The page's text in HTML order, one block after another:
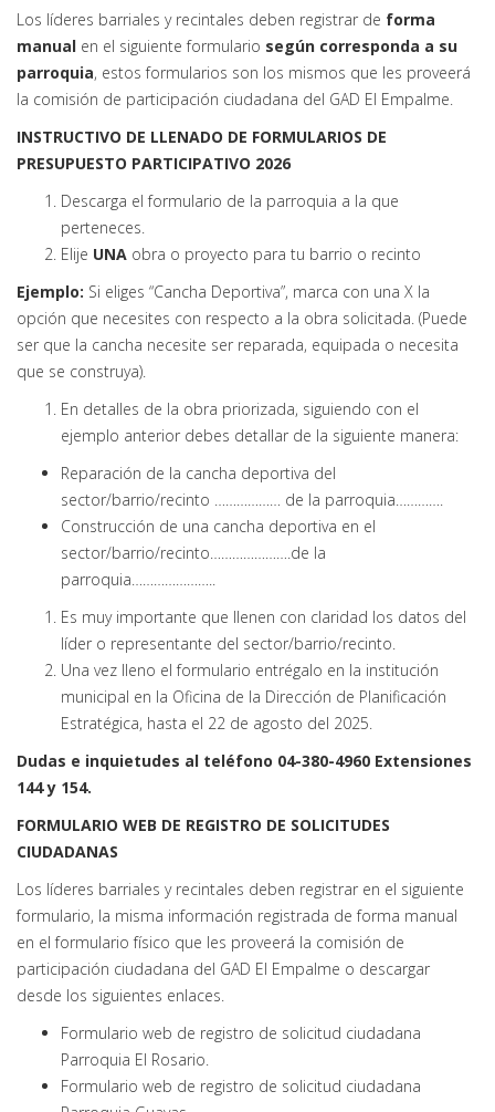
Los líderes barriales y recintales deben registrar de forma
manual en el siguiente formulario según corresponda a su
parroquia, estos formularios son los mismos que les proveerá
la comisión de participación ciudadana del GAD El Empalme.
INSTRUCTIVO DE LLENADO DE FORMULARIOS DE
PRESUPUESTO PARTICIPATIVO 2026
Descarga el formulario de la parroquia a la que
perteneces.
Elije UNA obra o proyecto para tu barrio o recinto
Ejemplo: Si eliges “Cancha Deportiva”, marca con una X la
opción que necesites con respecto a la obra solicitada. (Puede
ser que la cancha necesite ser reparada, equipada o necesita
que se construya).
En detalles de la obra priorizada, siguiendo con el
ejemplo anterior debes detallar de la siguiente manera:
Reparación de la cancha deportiva del
sector/barrio/recinto ……………… de la parroquia………….
Construcción de una cancha deportiva en el
sector/barrio/recinto………………….de la
parroquia…………………..
Es muy importante que llenen con claridad los datos del
líder o representante del sector/barrio/recinto.
Una vez lleno el formulario entrégalo en la institución
municipal en la Oficina de la Dirección de Planificación
Estratégica, hasta el 22 de agosto del 2025.
Dudas e inquietudes al teléfono 04-380-4960 Extensiones
144 y 154.
FORMULARIO WEB DE REGISTRO DE SOLICITUDES
CIUDADANAS
Los líderes barriales y recintales deben registrar en el siguiente
formulario, la misma información registrada de forma manual
en el formulario físico que les proveerá la comisión de
participación ciudadana del GAD El Empalme o descargar
desde los siguientes enlaces.
Formulario web de registro de solicitud ciudadana
Parroquia El Rosario.
Formulario web de registro de solicitud ciudadana